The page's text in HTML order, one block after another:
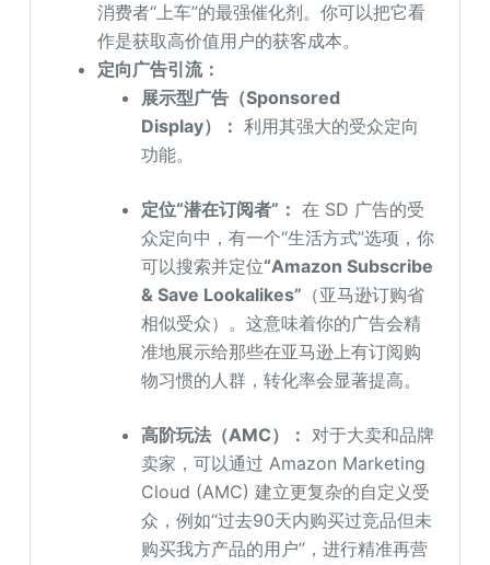
消费者“上车”的最强催化剂。你可以把它看
作是获取高价值用户的获客成本。
定向广告引流：
展示型广告（Sponsored
Display）： 利用其强大的受众定向
功能。
定位“潜在订阅者”： 在 SD 广告的受
众定向中，有一个“生活方式”选项，你
可以搜索并定位“Amazon Subscribe
& Save Lookalikes” （亚马逊订购省
相似受众）。这意味着你的广告会精
准地展示给那些在亚马逊上有订阅购
物习惯的人群，转化率会显著提高。
高阶玩法（AMC）： 对于大卖和品牌
卖家，可以通过 Amazon Marketing
Cloud (AMC) 建立更复杂的自定义受
众，例如“过去90天内购买过竞品但未
购买我方产品的用户”，进行精准再营